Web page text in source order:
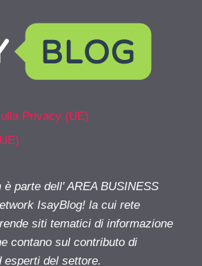
Privacy (UE)
parte dell' AREA BUSINESS
IsayBlog! la cui rete
siti tematici di informazione
contano sul contributo di
esperti del settore.